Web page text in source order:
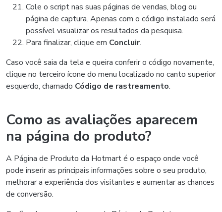
Cole o script nas suas páginas de vendas, blog ou
página de captura. Apenas com o código instalado será
possível visualizar os resultados da pesquisa.
Para finalizar, clique em Concluir.
Caso você saia da tela e queira conferir o código novamente,
clique no terceiro ícone do menu localizado no canto superior
esquerdo, chamado Código de rastreamento.
Como as avaliações aparecem
na página do produto?
A Página de Produto da Hotmart é o espaço onde você
pode inserir as principais informações sobre o seu produto,
melhorar a experiência dos visitantes e aumentar as chances
de conversão.